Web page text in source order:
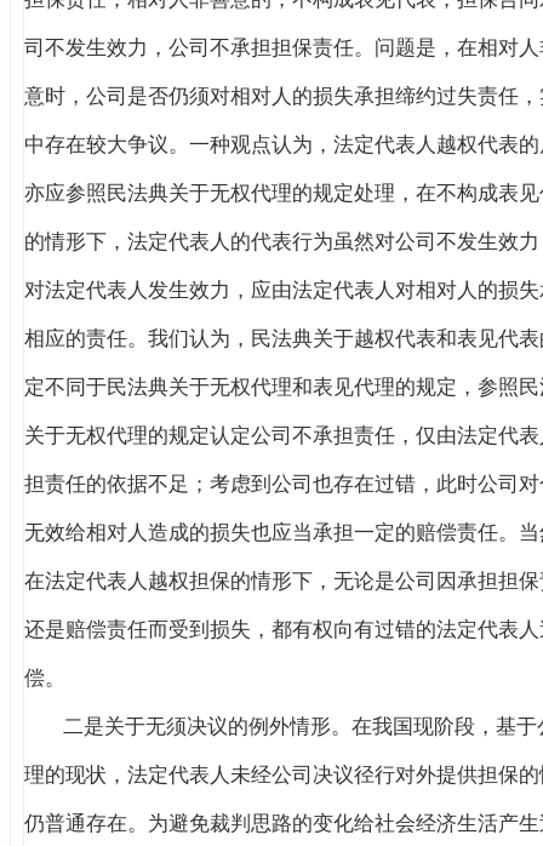
司不发生效力，公司不承担担保责任。问题是，在相对
意时，公司是否仍须对相对人的损失承担缔约过失责任
中存在较大争议。一种观点认为，法定代表人越权代表
亦应参照民法典关于无权代理的规定处理，在不构成表
的情形下，法定代表人的代表行为虽然对公司不发生效
对法定代表人发生效力，应由法定代表人对相对人的损
相应的责任。我们认为，民法典关于越权代表和表见代
定不同于民法典关于无权代理和表见代理的规定，参照
关于无权代理的规定认定公司不承担责任，仅由法定代
担责任的依据不足；考虑到公司也存在过错，此时公司
无效给相对人造成的损失也应当承担一定的赔偿责任。
在法定代表人越权担保的情形下，无论是公司因承担担
还是赔偿责任而受到损失，都有权向有过错的法定代表人
偿。
二是关于无须决议的例外情形。在我国现阶段，基于
理的现状，法定代表人未经公司决议径行对外提供担保
仍普通存在。为避免裁判思路的变化给社会经济生活产